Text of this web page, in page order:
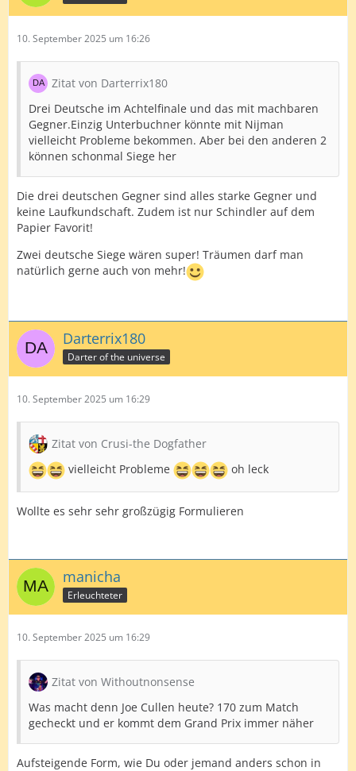
10. September 2025 um 16:26
Zitat von Darterrix180
Drei Deutsche im Achtelfinale und das mit machbaren
Gegner.Einzig Unterbuchner könnte mit Nijman
vielleicht Probleme bekommen. Aber bei den anderen 2
können schonmal Siege her
Die drei deutschen Gegner sind alles starke Gegner und
keine Laufkundschaft. Zudem ist nur Schindler auf dem
Papier Favorit!
Zwei deutsche Siege wären super! Träumen darf man
natürlich gerne auch von mehr!
Darterrix180
Darter of the universe
10. September 2025 um 16:29
Zitat von Crusi-the Dogfather
vielleicht Probleme
oh leck
Wollte es sehr sehr großzügig Formulieren
manicha
Erleuchteter
10. September 2025 um 16:29
Zitat von Withoutnonsense
Was macht denn Joe Cullen heute? 170 zum Match
gecheckt und er kommt dem Grand Prix immer näher
Aufsteigende Form, wie Du oder jemand anders schon in